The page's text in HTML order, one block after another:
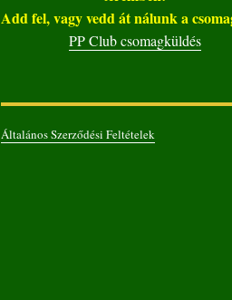
Add fel, vagy vedd át nálunk a
PP Club csomagküldés
Általános Szerződési Feltételek